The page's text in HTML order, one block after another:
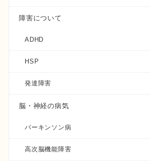
障害について
ADHD
HSP
発達障害
脳・神経の病気
パーキンソン病
高次脳機能障害